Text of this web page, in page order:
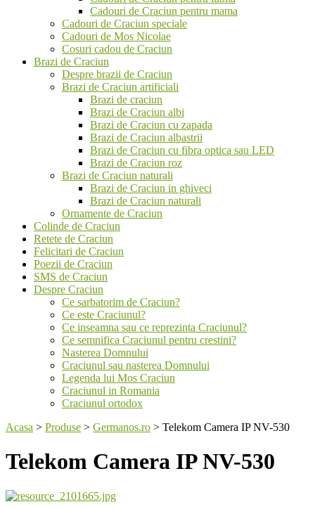
Cadouri de Craciun pentru mama
Cadouri de Craciun speciale
Cadouri de Mos Nicolae
Cosuri cadou de Craciun
Brazi de Craciun
Despre brazii de Craciun
Brazi de Craciun artificiali
Brazi de craciun
Brazi de Craciun albi
Brazi de Craciun cu zapada
Brazi de Craciun albastrii
Brazi de Craciun cu fibra optica sau LED
Brazi de Craciun roz
Brazi de Craciun naturali
Brazi de Craciun in ghiveci
Brazi de Craciun naturali
Ornamente de Craciun
Colinde de Craciun
Retete de Craciun
Felicitari de Craciun
Poezii de Craciun
SMS de Craciun
Despre Craciun
Ce sarbatorim de Craciun?
Ce este Craciunul?
Ce inseamna sau ce reprezinta Craciunul?
Ce semnifica Craciunul pentru crestini?
Nasterea Domnului
Craciunul sau nasterea Domnului
Legenda lui Mos Craciun
Craciunul in Romania
Craciunul ortodox
Acasa > Produse > Germanos.ro > Telekom Camera IP NV-530
Telekom Camera IP NV-530